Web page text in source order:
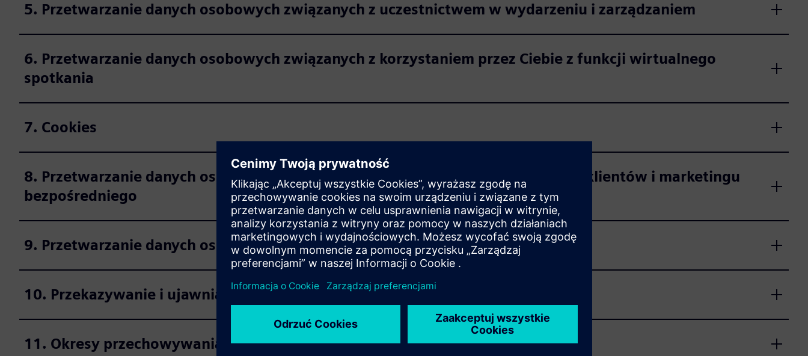
5. Przetwarzanie danych osobowych związanych z uczestnictwem w wydarzeniu i zarządzaniem
6. Przetwarzanie danych osobowych związanych z korzystaniem przez Ciebie z funkcji wirtualnego
spotkania
7. Cookies
8. Przetwarzanie danych osobowych w celu przeprowadzenia badań satysfakcji klientów i marketingu
bezpośredniego
9. Przetwarzanie danych osobowych związanych z podaniem o pracę
10. Przekazywanie i ujawnianie danych osobowych
11. Okresy przechowywania